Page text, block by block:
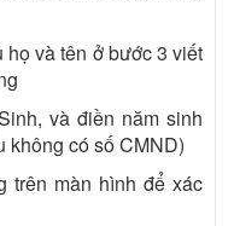
và tên ở bước 3 viết
và điền năm sinh
không có số CMND)
trên màn hình để xác